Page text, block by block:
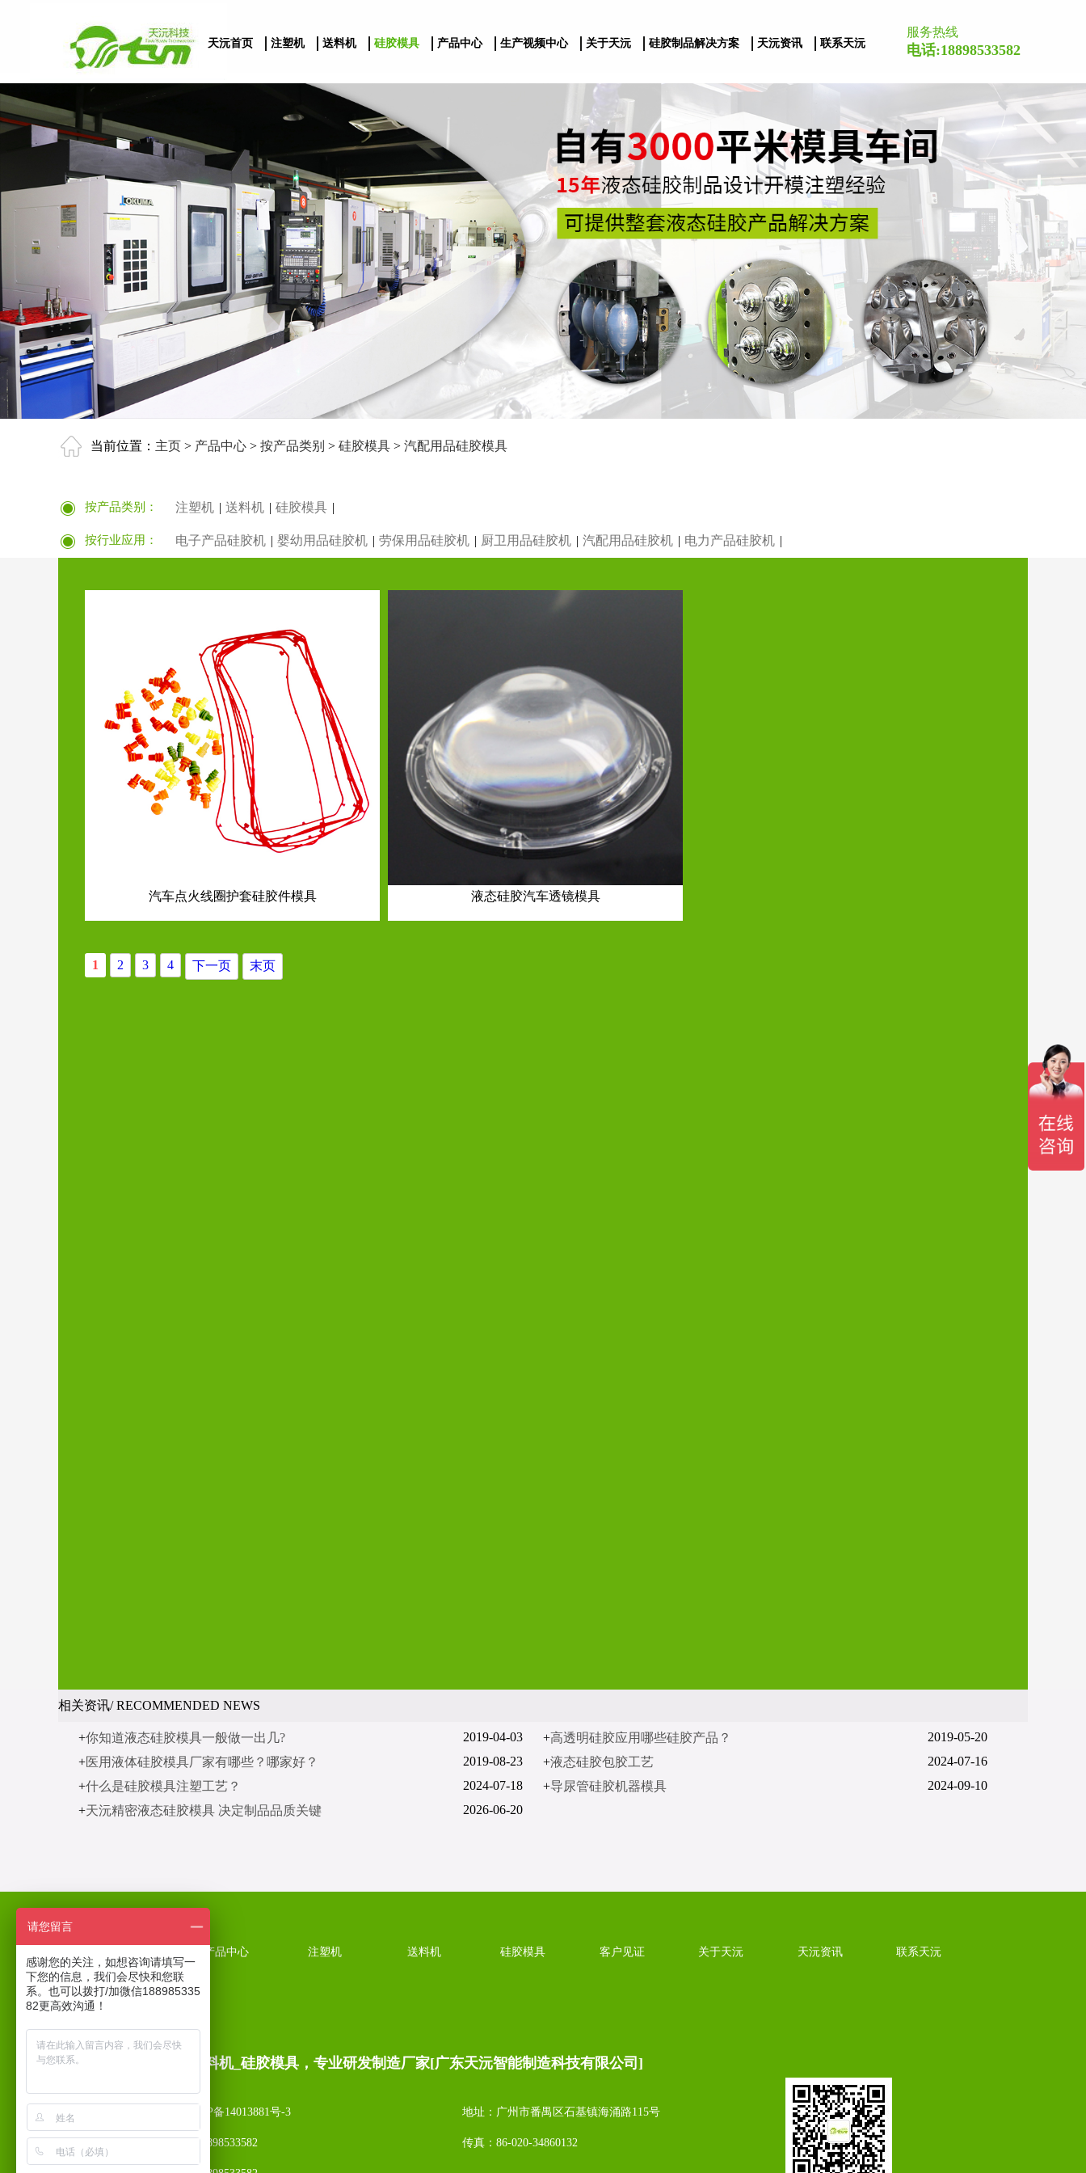
天沅首页 注塑机 送料机 硅胶模具 产品中心 生产视频中心 关于天沅 硅胶制品解决方案 天沅资讯 联系天沅
服务热线
电话:18898533582
当前位置： 主页 > 产品中心 > 按产品类别 > 硅胶模具 > 汽配用品硅胶模具
按产品类别： 注塑机 | 送料机 | 硅胶模具 |
按行业应用： 电子产品硅胶机 | 婴幼用品硅胶机 | 劳保用品硅胶机 | 厨卫用品硅胶机 | 汽配用品硅胶机 | 电力产品硅胶机 |
汽车点火线圈护套硅胶件模具 液态硅胶汽车透镜模具
1 2 3 4 下一页 末页
相关资讯/ RECOMMENDED NEWS
+你知道液态硅胶模具一般做一出几? 2019-04-03 +高透明硅胶应用哪些硅胶产品？
2019-05-20
+医用液体硅胶模具厂家有哪些？哪家好？ 2019-08-23 +液态硅胶包胶工艺
2024-07-16
+什么是硅胶模具注塑工艺？ 2024-07-18 +导尿管硅胶机器模具
2024-09-10
+天沅精密液态硅胶模具 决定制品品质关键 2026-06-20
产品中心 注塑机 送料机 硅胶模具 客户见证 关于天沅 天沅资讯 联系天沅
注塑机_送料机_硅胶模具，专业研发制造厂家[广东天沅智能制造科技有限公司]
粤ICP备14013881号-3 地址：广州市番禺区石基镇海涌路115号
业务电话：18898533582 传真：86-020-34860132
请您留言
感谢您的关注，如想咨询请填写一
下您的信息，我们会尽快和您联
系。也可以拨打/加微信188985335
82更高效沟通！